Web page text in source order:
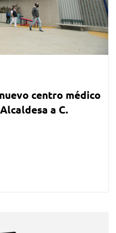
centro médico
a C.